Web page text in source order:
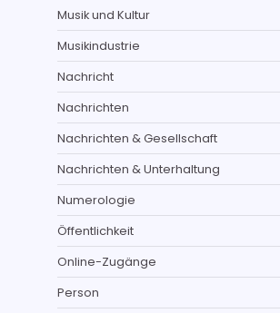
Musik und Kultur
Musikindustrie
Nachricht
Nachrichten
Nachrichten & Gesellschaft
Nachrichten & Unterhaltung
Numerologie
Öffentlichkeit
Online-Zugänge
Person